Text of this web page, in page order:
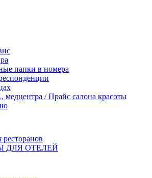
папки в номера
медцентра / Прайс салона красоты
ДЛЯ ОТЕЛЕЙ